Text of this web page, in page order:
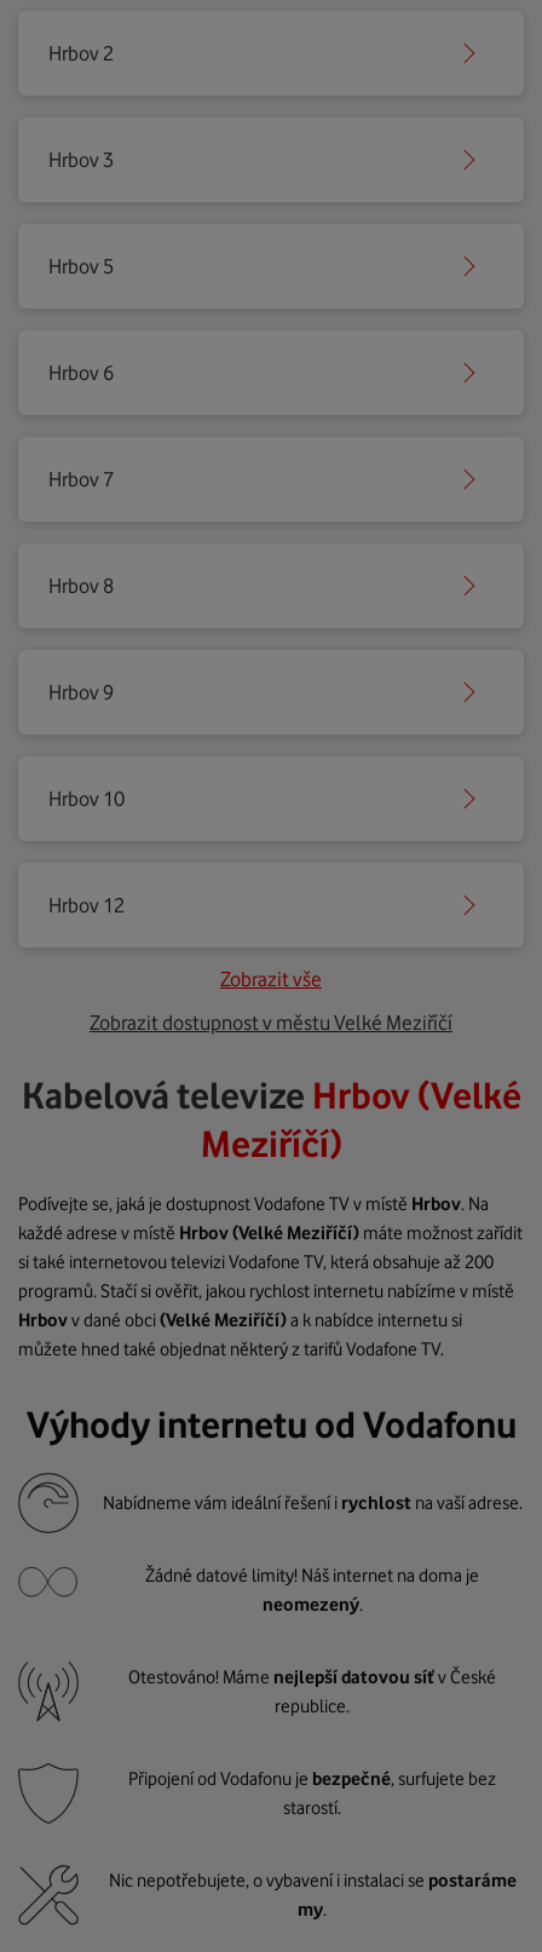
Hrbov 2
Hrbov 3
Hrbov 5
Hrbov 6
Hrbov 7
Hrbov 8
Hrbov 9
Hrbov 10
Hrbov 12
Zobrazit vše
Zobrazit dostupnost v městu Velké Meziříčí
Kabelová televize Hrbov (Velké
Meziříčí)
Podívejte se, jaká je dostupnost Vodafone TV v místě Hrbov. Na
každé adrese v místě Hrbov(Velké Meziříčí) máte možnost zařídit
si také internetovou televizi Vodafone TV, která obsahuje až 200
programů. Stačí si ověřit, jakou rychlost internetu nabízíme v místě
Hrbovv dané obci(Velké Meziříčí)a k nabídce internetu si
můžete hned také objednat některý z tarifů Vodafone TV.
Výhody internetu od Vodafonu
Nabídneme vám ideální řešení i rychlost na vaší adrese.
Žádné datové limity! Náš internet na doma je
neomezený.
Otestováno! Máme nejlepší datovou síťv České
republice.
Připojení od Vodafonu je bezpečné, surfujete bez
starostí.
Nic nepotřebujete, o vybavení i instalaci se postaráme
my.